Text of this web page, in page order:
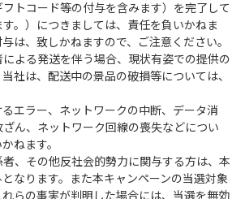
トコード等の付与を含みます）を完了して
。）につきましては、責任を負いかねま
は、致しかねますので、ご注意ください。
よる発送を伴う場合、現状有姿での提供の
社は、配送中の景品の破損等については、
エラー、ネットワークの中断、データ消
ん、ネットワーク回線の喪失などについ
ねます。
、その他反社会的勢力に関与する方は、本
なります。また本キャンペーンの当選対象
らの事実が判明した場合には、当選を無効